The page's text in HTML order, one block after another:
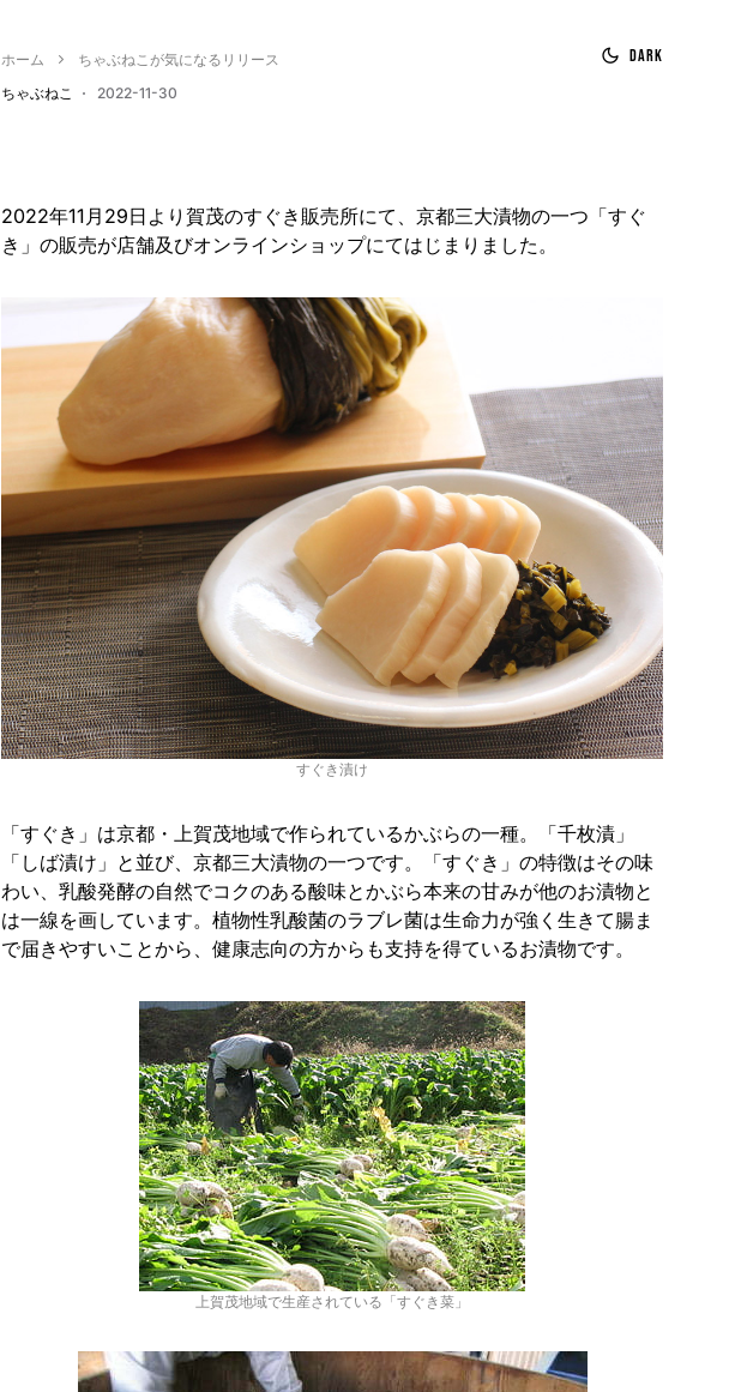
ホーム
ちゃぶねこが気になるリリース
ちゃぶねこ
2022-11-30
Dark
2022年11月29日より賀茂のすぐき販売所にて、京都三大漬物の一つ「すぐ
き」の販売が店舗及びオンラインショップにてはじまりました。
すぐき漬け
「すぐき」は京都・上賀茂地域で作られているかぶらの一種。「千枚漬」
「しば漬け」と並び、京都三大漬物の一つです。「すぐき」の特徴はその味
わい、乳酸発酵の自然でコクのある酸味とかぶら本来の甘みが他のお漬物と
は一線を画しています。植物性乳酸菌のラブレ菌は生命力が強く生きて腸ま
で届きやすいことから、健康志向の方からも支持を得ているお漬物です。
上賀茂地域で生産されている「すぐき菜」